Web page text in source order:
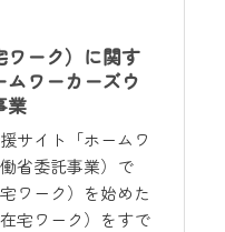
ワーク）に関す
ムワーカーズウ
業
サイト「ホームワ
省委託事業）で
ワーク）を始めた
宅ワーク）をすで